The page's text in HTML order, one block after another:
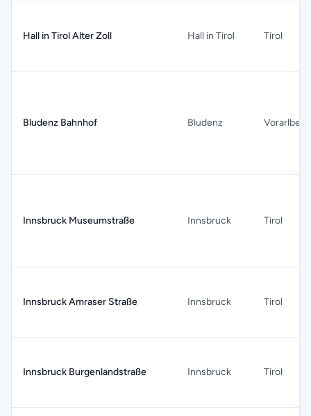
Hall in Tirol Alter Zoll Hall in Tirol Tirol
Bludenz Bahnhof Bludenz Vorarlberg
Innsbruck Museumstraße Innsbruck Tirol
Innsbruck Amraser Straße Innsbruck Tirol
Innsbruck Burgenlandstraße Innsbruck Tirol